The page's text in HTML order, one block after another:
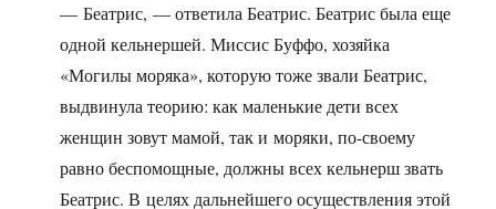
— Беатрис, — ответила Беатрис. Беатрис была еще
одной кельнершей. Миссис Буффо, хозяйка
«Могилы моряка», которую тоже звали Беатрис,
выдвинула теорию: как маленькие дети всех
женщин зовут мамой, так и моряки, по-своему
равно беспомощные, должны всех кельнерш звать
Беатрис. В целях дальнейшего осуществления этой